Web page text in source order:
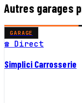
Autres garages
GARAGE
☎ Direct
Simplici Carrosserie